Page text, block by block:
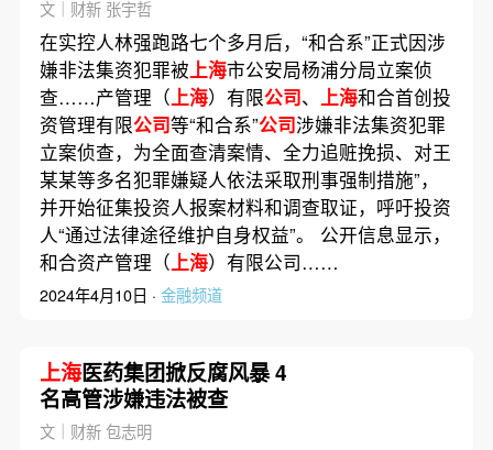
文｜财新 张宇哲
在实控人林强跑路七个多月后，“和合系”正式因涉
嫌非法集资犯罪被上海市公安局杨浦分局立案侦
查……产管理（上海）有限公司、 上海和合首创投
资管理有限公司等“和合系”公司涉嫌非法集资犯罪
立案侦查，为全面查清案情、全力追赃挽损、对王
某某等多名犯罪嫌疑人依法采取刑事强制措施”，
并开始征集投资人报案材料和调查取证，呼吁投资
人“通过法律途径维护自身权益”。 公开信息显示，
和合资产管理（上海）有限公司……
2024年4月10日 · 金融频道
上海医药集团掀反腐风暴 4
名高管涉嫌违法被查
文｜财新 包志明